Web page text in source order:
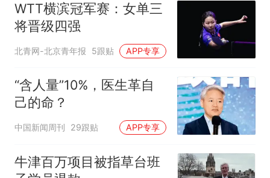
WTT横滨冠军赛：女单三
将晋级四强
北青网-北京青年报 5跟贴 APP专享
“含人量”10%，医生革自
己的命？
中国新闻周刊 29跟贴 APP专享
牛津百万项目被指草台班